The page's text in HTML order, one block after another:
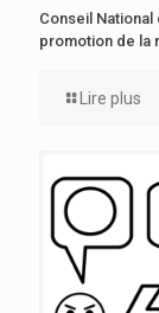
Conseil
promotion de la
Lire plus